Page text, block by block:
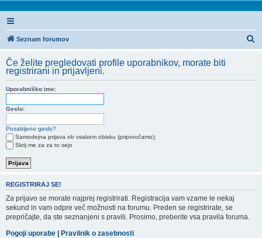
Seznam forumov
a
Če želite pregledovati profile uporabnikov, morate biti
registrirani in prijavljeni.
Uporabniško ime:
Geslo:
Pozabljeno geslo?
Samodejna prijava ob vsakem obisku (priporočamo):
Skrij me za za to sejo
REGISTRIRAJ SE!
Za prijavo se morate najprej registrirati. Registracija vam vzame le nekaj
sekund in vam odpre več možnosti na forumu. Preden se registrirate, se
prepričajte, da ste seznanjeni s pravili. Prosimo, preberite vsa pravila foruma.
Pogoji uporabe | Pravilnik o zasebnosti